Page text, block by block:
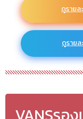
ดูรายล
ดูรายล